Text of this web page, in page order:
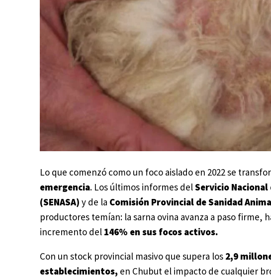
Lo que comenzó como un foco aislado en 2022 se
emergencia. Los últimos informes delServicio
(SENASA) y de la Comisión Provincial de Sanidad
productores temían: la sarna ovina avanza a paso firme,
incremento del 146% en sus focos activos.
Con un stock provincial masivo que supera los 2,9
establecimientos, en Chubut el impacto de cualquier